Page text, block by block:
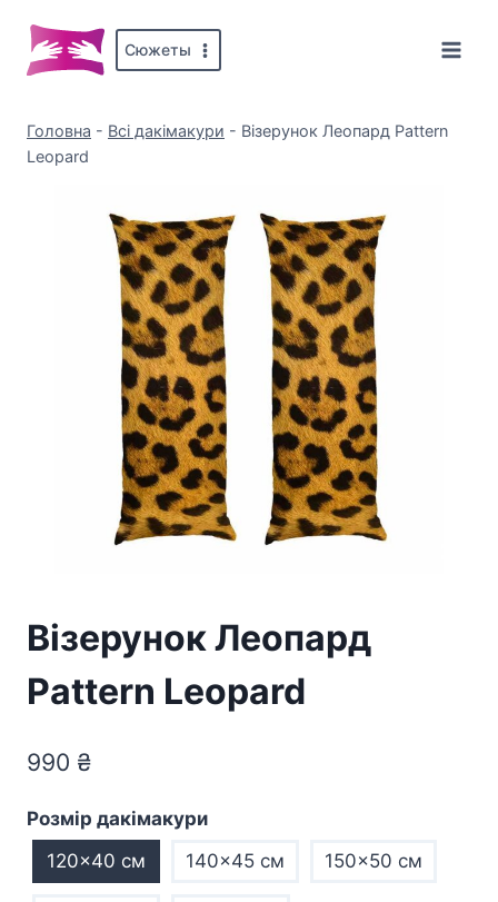
вмісту
Сюжеты
Головна - Всі дакімакури - Візерунок Леопард Pattern
Leopard
Візерунок Леопард
Pattern Leopard
990 ₴
Розмір дакімакури
120x40 см
140x45 см 150x50 см